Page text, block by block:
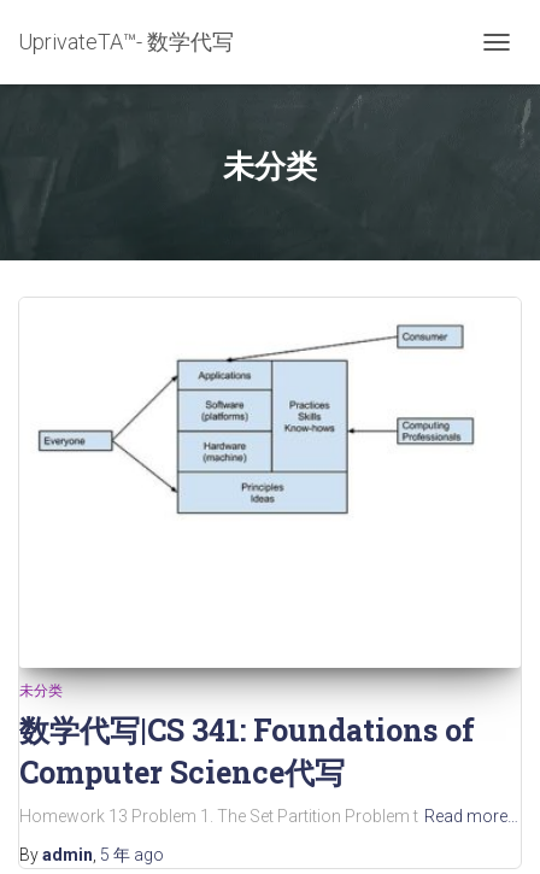
UprivateTA™- 数学代写
未分类
未分类
数学代写|CS 341: Foundations of
Computer Science代写
Homework 13 Problem 1. The Set Partition Problem t Read more…
Byadmin 5 年 ago